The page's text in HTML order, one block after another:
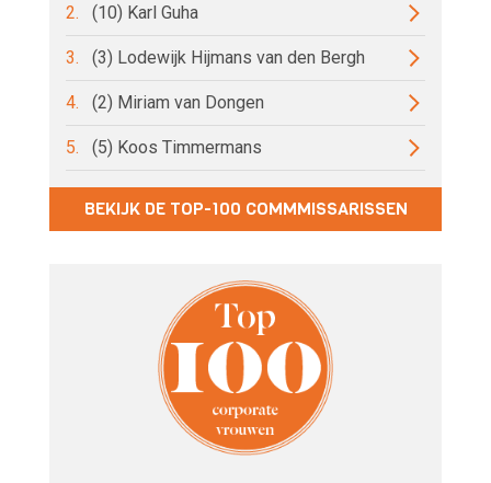
2. (10) Karl Guha
3. (3) Lodewijk Hijmans van den Bergh
4. (2) Miriam van Dongen
5. (5) Koos Timmermans
BEKIJK DE TOP-100 COMMMISSARISSEN